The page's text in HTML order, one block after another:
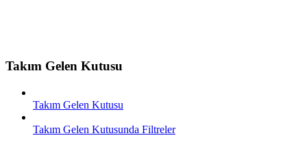
Takım Gelen Kutusu
Takım Gelen Kutusu
Takım Gelen Kutusunda Filtreler